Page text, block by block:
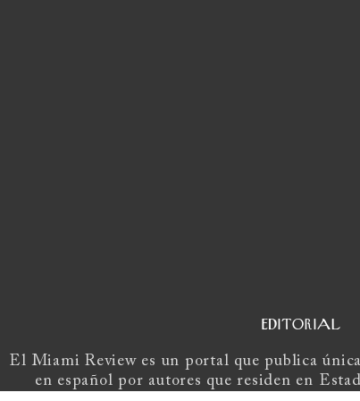
EDITORIAL
El Miami Review es un portal que publica
en español por autores que residen en